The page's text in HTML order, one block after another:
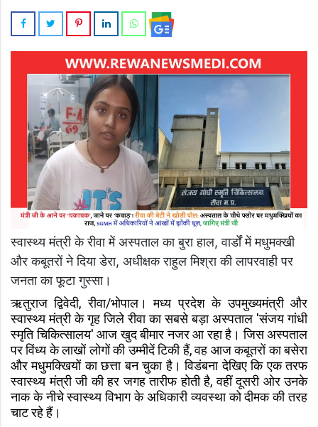
स्वास्थ्य मंत्री के रीवा में अस्पताल का बुरा हाल, वार्डों में मधुमक्खी
और कबूतरों ने दिया डेरा, अधीक्षक राहुल मिश्रा की लापरवाही पर
जनता का फूटा गुस्सा।
ऋतुराज द्विवेदी, रीवा/भोपाल। मध्य प्रदेश के उपमुख्यमंत्री और
स्वास्थ्य मंत्री के गृह जिले रीवा का सबसे बड़ा अस्पताल 'संजय गांधी
स्मृति चिकित्सालय' आज खुद बीमार नजर आ रहा है। जिस अस्पताल
पर विंध्य के लाखों लोगों की उम्मीदें टिकी हैं, वह आज कबूतरों का बसेरा
और मधुमक्खियों का छत्ता बन चुका है। विडंबना देखिए कि एक तरफ
स्वास्थ्य मंत्री जी की हर जगह तारीफ होती है, वहीं दूसरी ओर उनके
नाक के नीचे स्वास्थ्य विभाग के अधिकारी व्यवस्था को दीमक की तरह
चाट रहे हैं।